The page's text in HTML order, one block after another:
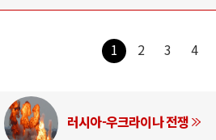
1 2 3 4
러시아-우크라이나 전쟁